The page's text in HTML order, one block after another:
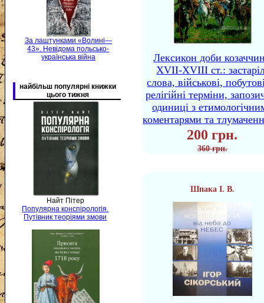
За лаштунками «Волині—
43». Невідома польсько-
українська війна
найбільш популярні книжки
цього тижня
Найт Пітер
Популярна конспірологія.
Путівник теоріями змови
Лексикон доби
XVII-XVIII ст.:
слова, військові,
релігійні терміни,
одиниці з
коментарями та
200 грн.
360 грн.
Шпака І. В.